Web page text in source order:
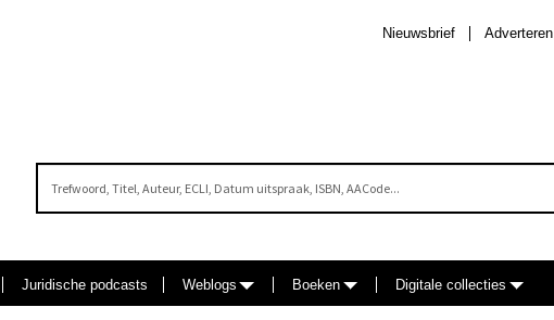
Adverteren
Nieuwsbrief
Juridische podcasts Weblogs Boeken Digitale collecties